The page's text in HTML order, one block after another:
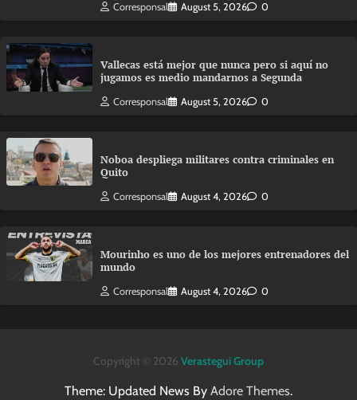
Corresponsal August 5, 2026 0
Vallecas está mejor que nunca pero si aquí no
jugamos es medio mandarnos a Segunda
Corresponsal August 5, 2026 0
Noboa despliega militares contra criminales en
Quito
Corresponsal August 4, 2026 0
Mourinho es uno de los mejores entrenadores del
mundo
Corresponsal August 4, 2026 0
Copyright © 2026 Verastegui Group
Theme: Updated News By Adore Themes.